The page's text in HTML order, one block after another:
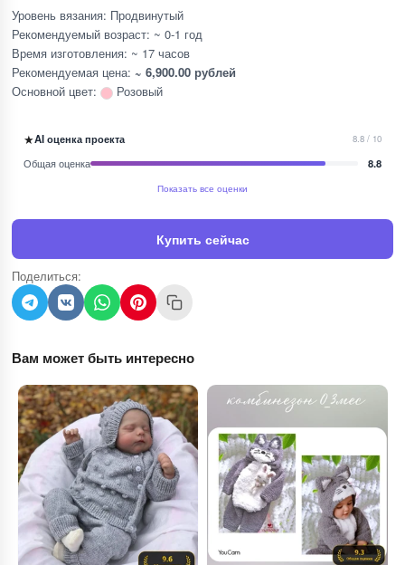
Уровень вязания: Продвинутый
Рекомендуемый возраст: ~ 0-1 год
Время изготовления: ~ 17 часов
Рекомендуемая цена: ~ 6,900.00 рублей
Основной цвет:
Розовый
★AI оценка проекта 8.8 / 10
Общая оценка 8.8
Показать все оценки
Купить сейчас
Поделиться:
Вам может быть интересно